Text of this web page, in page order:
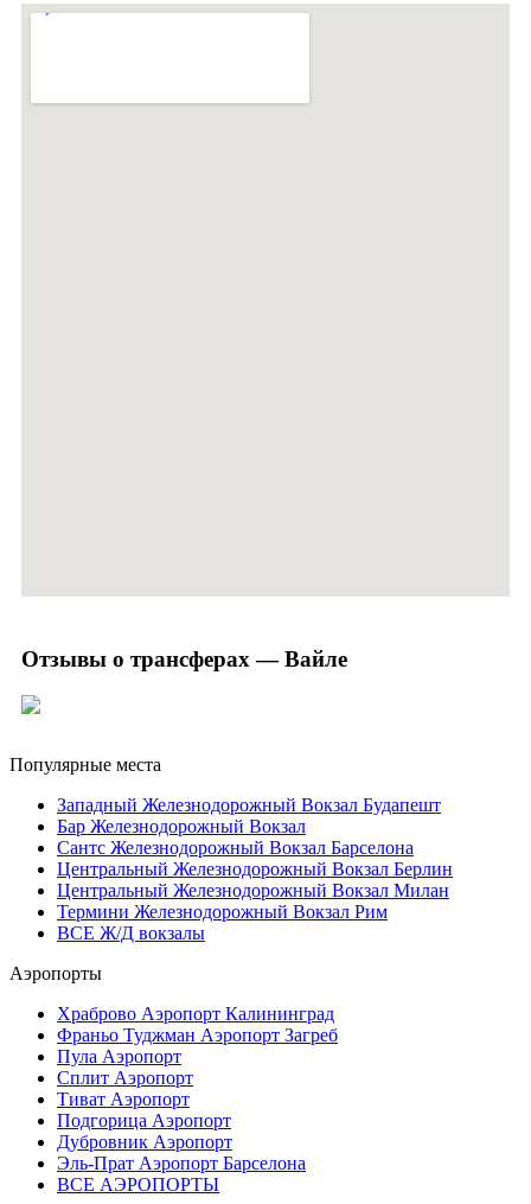
Отзывы о трансферах — Вайле
Популярные места
Западный Железнодорожный Вокзал Будапешт
Бар Железнодорожный Вокзал
Сантс Железнодорожный Вокзал Барселона
Центральный Железнодорожный Вокзал Берлин
Центральный Железнодорожный Вокзал Милан
Термини Железнодорожный Вокзал Рим
ВСЕ Ж/Д вокзалы
Аэропорты
Храброво Аэропорт Калининград
Франьо Туджман Аэропорт Загреб
Пула Аэропорт
Сплит Аэропорт
Тиват Аэропорт
Подгорица Аэропорт
Дубровник Аэропорт
Эль-Прат Аэропорт Барселона
ВСЕ АЭРОПОРТЫ